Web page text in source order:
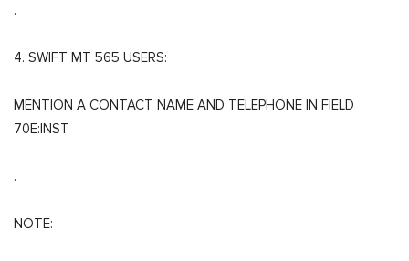
.
4. SWIFT MT 565 USERS:
MENTION A CONTACT NAME AND TELEPHONE IN FIELD
70E:INST
.
NOTE: